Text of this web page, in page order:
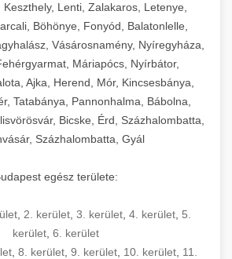
Keszthely, Lenti, Zalakaros, Letenye,
Böhönye, Fonyód, Balatonlelle,
Vásárosnamény, Nyíregyháza,
Máriapócs, Nyírbátor,
Ajka, Herend, Mór, Kincsesbánya,
Tatabánya, Pannonhalma, Bábolna,
Bicske, Érd, Százhalombatta,
Százhalombatta, Gyál
egész területe:
2. kerület 3. kerület 4. kerület 5.
kerület 6. kerület
, 8. kerület, 9. kerület, 10. kerület, 11.